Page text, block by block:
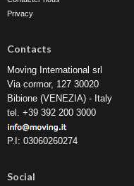
Privacy
Contacts
Moving International srl
Via cormor, 127 30020
Bibione (VENEZIA) - Italy
tel. +39 392 200 3000
P.I: 03060260274
Social